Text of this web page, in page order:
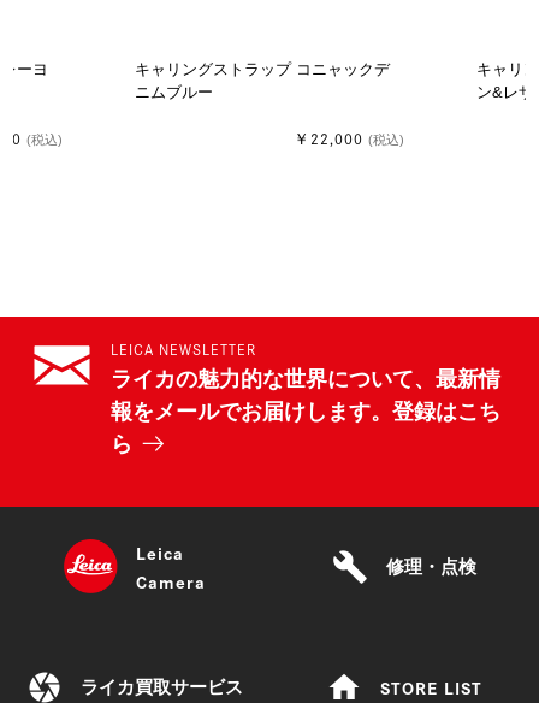
ーヨ
(税込)
キャリングストラップ コニャックデ
ニムブルー
￥22,000 (税込)
キャリ
ン&レザ
LEICA NEWSLETTER
ライカの魅力的な世界について、最新情
報をメールでお届けします。登録はこち
ら
Leica
Camera
build 修理・点検
camera ライカ買取サービス home STORE LIST